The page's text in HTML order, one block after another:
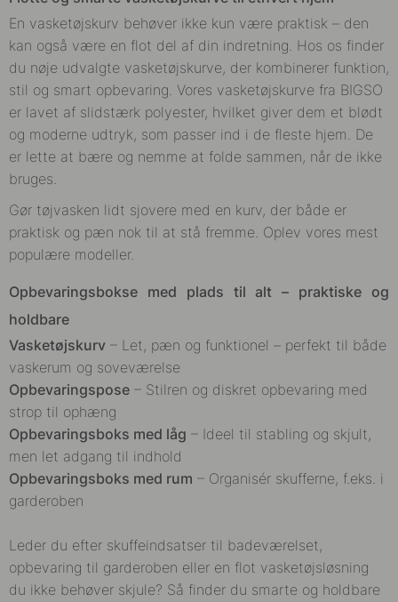
En vasketøjskurv behøver ikke kun være praktisk – den
kan også være en flot del af din indretning. Hos os finder
du nøje udvalgte vasketøjskurve, der kombinerer funktion,
stil og smart opbevaring. Vores vasketøjskurve fra BIGSO
er lavet af slidstærk polyester, hvilket giver dem et blødt
og moderne udtryk, som passer ind i de fleste hjem. De
er lette at bære og nemme at folde sammen, når de ikke
bruges.
Gør tøjvasken lidt sjovere med en kurv, der både er
praktisk og pæn nok til at stå fremme. Oplev vores mest
populære modeller.
Opbevaringsbokse med plads til alt – praktiske og
holdbare
Vasketøjskurv – Let, pæn og funktionel – perfekt til både
vaskerum og soveværelse
Opbevaringspose – Stilren og diskret opbevaring med
strop til ophæng
Opbevaringsboks med låg – Ideel til stabling og skjult,
men let adgang til indhold
Opbevaringsboks med rum – Organisér skufferne, f.eks. i
garderoben
Leder du efter skuffeindsatser til badeværelset,
opbevaring til garderoben eller en flot vasketøjsløsning
du ikke behøver skjule? Så finder du smarte og holdbare